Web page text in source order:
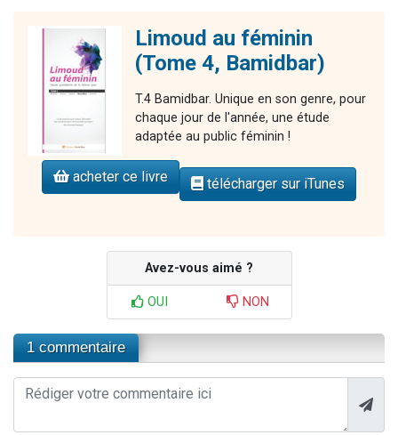
Limoud au féminin
(Tome 4, Bamidbar)
T.4 Bamidbar. Unique en son genre, pour
chaque jour de l'année, une étude
adaptée au public féminin !
acheter ce livre télécharger sur iTunes
Avez-vous aimé ?
OUI NON
1 commentaire